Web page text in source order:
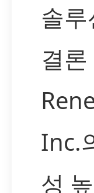
솔
결론
Inc.
성